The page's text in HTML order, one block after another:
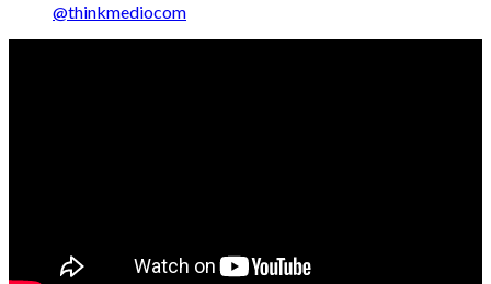
about
Australia
@thinkmediocom